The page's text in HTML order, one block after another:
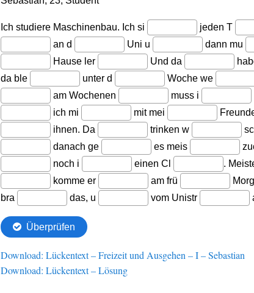
Download: Lückentext – Freizeit und Ausgehen – I – Sebastian
Download: Lückentext – Lösung